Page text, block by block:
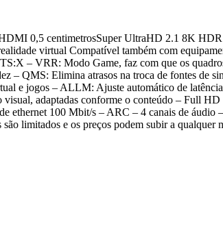
0,5 centimetrosSuper UltraHD 2.1 8K HDR
virtual Compatível também com
– VRR: Modo Game, faz com que os
– QMS: Elimina atrasos na troca de fontes de
e jogos – ALLM: Ajuste automático de
visual, adaptadas conforme o conteúdo – Full
100 Mbit/s – ARC – 4 canais de áudio
limitados e os preços podem subir a qualquer